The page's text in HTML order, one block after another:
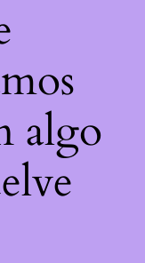
algo